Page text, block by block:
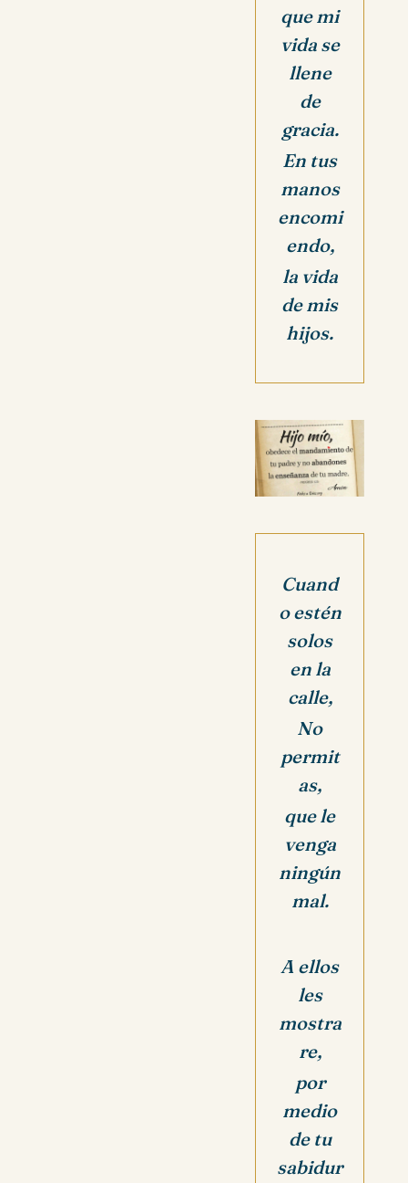
que mi
vida se
llene
de
gracia.
En tus
manos
encomi
endo,
la vida
de mis
hijos.
Cuand
o estén
solos
en la
calle,
No
permit
as,
que le
venga
ningún
mal.
A ellos
les
mostra
re,
por
medio
de tu
sabidur